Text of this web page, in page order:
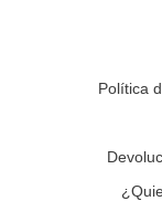
Política